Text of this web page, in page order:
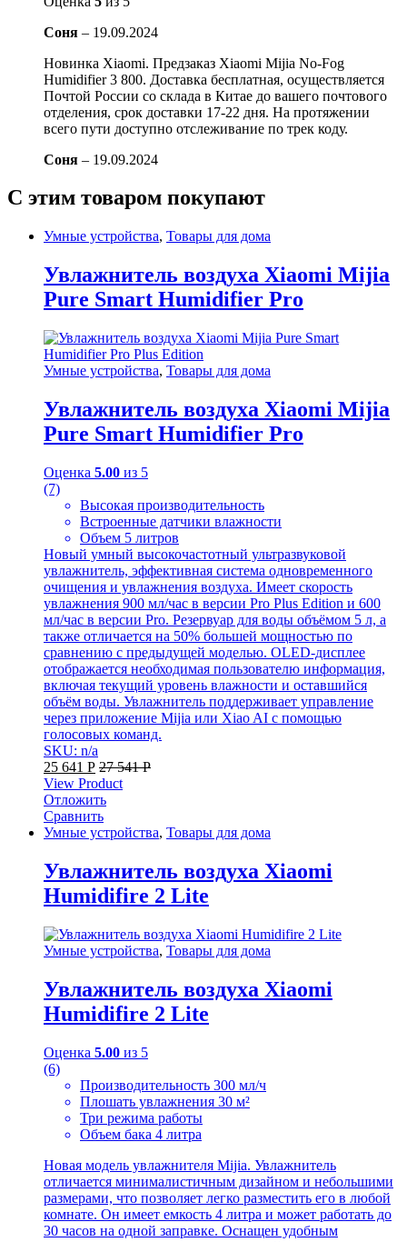
Соня – 19.09.2024
Новинка Xiaomi. Предзаказ Xiaomi Mijia No-Fog
Humidifier 3 800. Доставка бесплатная, осуществляется
Почтой России со склада в Китае до вашего почтового
отделения, срок доставки 17-22 дня. На протяжении
всего пути доступно отслеживание по трек коду.
Соня – 19.09.2024
С этим товаром покупают
Умные устройства, Товары для дома
Увлажнитель воздуха Xiaomi Mijia
Pure Smart Humidifier Pro
Умные устройства, Товары для дома
Увлажнитель воздуха Xiaomi Mijia
Pure Smart Humidifier Pro
Оценка 5.00 из 5
(7)
Высокая производительность
Встроенные датчики влажности
Объем 5 литров
Новый умный высокочастотный ультразвуковой
увлажнитель, эффективная система одновременного
очищения и увлажнения воздуха. Имеет скорость
увлажнения 900 мл/час в версии Pro Plus Edition и 600
мл/час в версии Pro. Резервуар для воды объёмом 5 л, а
также отличается на 50% большей мощностью по
сравнению с предыдущей моделью. OLED-дисплее
отображается необходимая пользователю информация,
включая текущий уровень влажности и оставшийся
объём воды. Увлажнитель поддерживает управление
через приложение Mijia или Xiao AI с помощью
голосовых команд.
SKU: n/a
25 641 Р 27 541Р
View Product
Отложить
Сравнить
Умные устройства, Товары для дома
Увлажнитель воздуха Xiaomi
Humidifire 2 Lite
Умные устройства, Товары для дома
Увлажнитель воздуха Xiaomi
Humidifire 2 Lite
Оценка 5.00 из 5
(6)
Производительность 300 мл/ч
Плошать увлажнения 30 м²
Три режима работы
Объем бака 4 литра
Новая модель увлажнителя Mijia. Увлажнитель
отличается минималистичным дизайном и небольшими
размерами, что позволяет легко разместить его в любой
комнате. Он имеет емкость 4 литра и может работать до
30 часов на одной заправке. Оснащен удобным